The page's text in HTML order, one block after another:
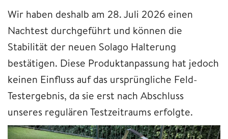
Wir haben deshalb am 28. Juli 2026 einen
Nachtest durchgeführt und können die
Stabilität der neuen Solago Halterung
bestätigen. Diese Produktanpassung hat jedoch
keinen Einfluss auf das ursprüngliche Feld-
Testergebnis, da sie erst nach Abschluss
unseres regulären Testzeitraums erfolgte.